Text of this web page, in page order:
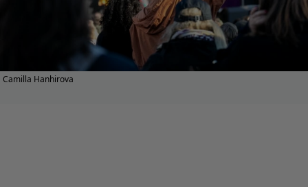
Camilla Hanhirova